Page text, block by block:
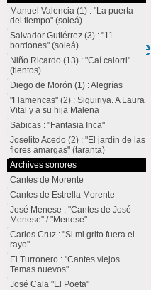
Manuel Valencia (1) : "La puerta
del tiempo" (soleá)
Salvador Gutiérrez (3) : "11
bordones" (soleá)
Niño Ricardo (13) : "Caí calorri"
(tientos)
Diego de Morón (1) : Alegrías
"Flamencas" (2) : Siguiriya. A Laura
Vital y a su hija Malena
Sabicas : "Fantasia Inca"
Joselito Acedo (2) : "El jardín de las
flores amargas" (taranta)
Archives sonores
Cantes de Morente
Cantes de Estrella Morente
José Menese : "Cantes de José
Menese" / "Menese"
Carlos Cruz : "Si mi grito fuera el
rayo"
El Turronero : "Cantes viejos.
Temas nuevos"
José Cala "El Poeta"